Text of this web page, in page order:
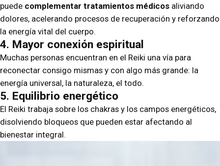
puede complementar tratamientos médicos aliviando
dolores, acelerando procesos de recuperación y reforzando
la energía vital del cuerpo.
4. Mayor conexión espiritual
Muchas personas encuentran en el Reiki una vía para
reconectar consigo mismas y con algo más grande: la
energía universal, la naturaleza, el todo.
5. Equilibrio energético
El Reiki trabaja sobre los chakras y los campos energéticos,
disolviendo bloqueos que pueden estar afectando al
bienestar integral.